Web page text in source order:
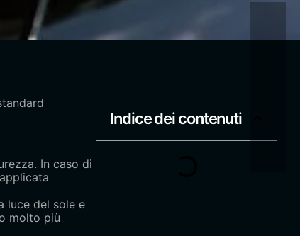
In caso di
luce del sole e
molto più
Indice dei contenuti